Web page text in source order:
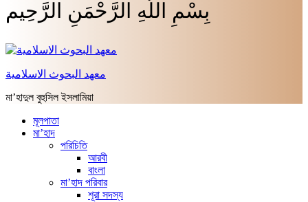
بِسْمِ اللَّهِ الرَّحْمَنِ الرَّحِيم
معهد البحوث الاسلامية
মা’হাদুল বুহুসিল ইসলামিয়া
মূলপাতা
মা’হাদ
পরিচিতি
আরবী
বাংলা
মা’হাদ পরিবার
শূরা সদস্য